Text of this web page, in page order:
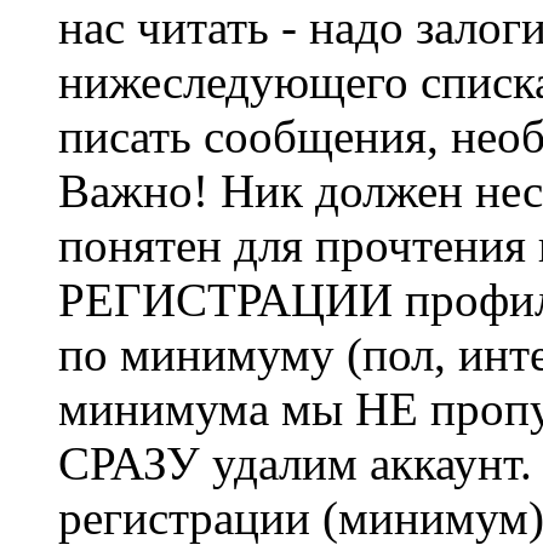
нас читать - надо
нижеследующего
писать сообщения,
Важно! Ник должен
понятен для
РЕГИСТРАЦИИ профиль
по минимуму (пол,
минимума мы НЕ
СРАЗУ удалим
регистрации